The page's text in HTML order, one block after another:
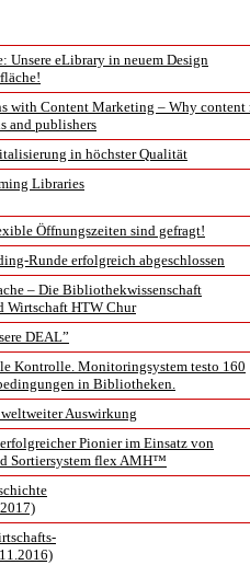
Unsere eLibrary in neuem Design
with Content Marketing – Why content
and publishers
in höchster Qualität
Libraries
Öffnungszeiten sind gefragt!
Runde erfolgreich abgeschlossen
– Die Bibliothekwissenschaft
Wirtschaft HTW Chur
DEAL”
Kontrolle. Monitoringsystem testo 160
in Bibliotheken.
Auswirkung
Pionier im Einsatz von
Sortiersystem flex AMH™